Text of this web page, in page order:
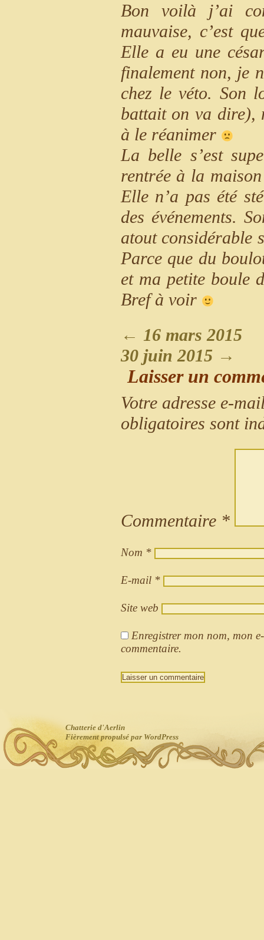
Bon voilà j’ai
mauvaise, c’est
Elle a eu une
finalement non, je
chez le véto. Son
battait on va dire),
à le réanimer
La belle s’est
rentrée à la
Elle n’a pas été
des événements.
atout considérable
Parce que du
et ma petite boule
Bref à voir
← 16 mars 2015
30 juin 2015 →
Laisser un
Votre adresse e-
obligatoires sont
Commentaire *
Nom *
E-mail *
Site web
Enregistrer mon nom, mon
commentaire.
Chatterie d'Aerlin
Fièrement propulsé par WordPress